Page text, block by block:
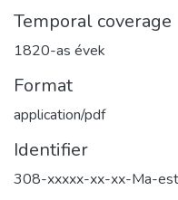
Temporal coverage
1820-as évek
Format
application/pdf
Identifier
308-xxxxx-xx-xx-Ma-